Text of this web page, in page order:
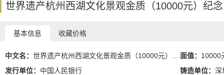
世界遗产杭州西湖文化景观金质（10000元）纪
基本信息 收藏价格
中文名： 世界遗产杭州西湖文化景观金质（10000元）纪念币 面值： 10000
发行单位： 中国人民银行 铸造单位： 深